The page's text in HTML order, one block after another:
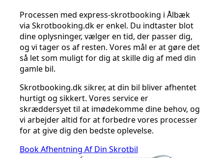
Processen med express-skrotbooking i Ålbæk
via Skrotbooking.dk er enkel. Du indtaster blot
dine oplysninger, vælger en tid, der passer dig,
og vi tager os af resten. Vores mål er at gøre det
så let som muligt for dig at skille dig af med din
gamle bil.
Skrotbooking.dk sikrer, at din bil bliver afhentet
hurtigt og sikkert. Vores service er
skræddersyet til at imødekomme dine behov, og
vi arbejder altid for at forbedre vores processer
for at give dig den bedste oplevelse.
Book Afhentning Af Din Skrotbil